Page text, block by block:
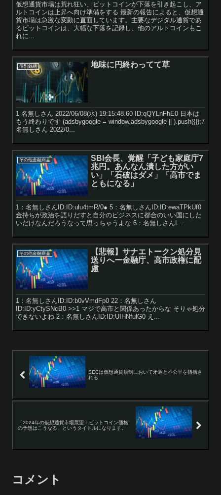
仮想通貨市場は荒れ狂い、ビットコインが下落を引き起こし、ア
ルトコインは上昇へ向け準備をする 最新の報告によると、仮想通
貨市場は急激な変動に直面しています。主要なデジタル通貨であ
るビットコインは、大幅な下落を記録し、他のアルトコインもこ
れに...
個別銘柄 地味に円終わってて草
1 名無しさん 2022/06/08(水) 19:15:48.60 ID:qQYLnFhE0 日本は
もう終わりです (adsbygoogle = window.adsbygoogle || ).push({});7
名無しさん 2022/0...
その他金融商品
SBI会長、覚醒「子ども家庭庁7
兆円。あんなん潰した方がい
い」「石破はダメ」「高市でま
ともになる」
1：名無しさんID:ID:ulu4tmR/0● 5：名無しさんID:ID:ewaTPkUf0
金持ちが政治を語りだすと自分のビジネスに都合のいい国にした
いだけなんだろうなって思っちゃうよな 6：名無しさんI...
その他金融商品
【悲報】サナエトークン処分見
送りへー金融庁、高市政権に配
慮
1：名無しさんID:ID:b0vVmdFp0 22：名無しさん
ID:ID:yCtySNcB0 >>1 マジで高市と関係あったからな そりゃ処分
できないよね 2：名無しさんID:ID:UIHNfulG0 え...
SECは仮想通貨規制において矛盾と不公平を指摘さ
れる
「2024年の仮想通貨市場展望：ビットコイン価格
の予想はこうなる」というタイトルになります。
コメント